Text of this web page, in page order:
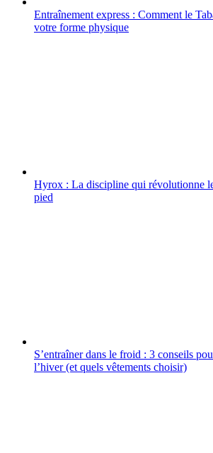
Entraînement express : Comment le
votre forme physique
Hyrox : La discipline qui révolutionne
pied
S’entraîner dans le froid : 3 conseils
l’hiver (et quels vêtements choisir)